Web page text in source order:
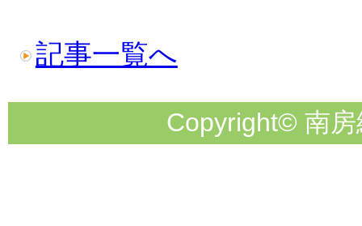
記事一覧へ
Copyright© 南